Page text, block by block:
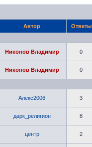
Автор Ответы
Никонов Владимир 0
Никонов Владимир 0
Алекс2006 3
дарк_религион 8
центр 2